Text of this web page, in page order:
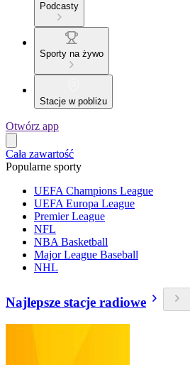
Podcasty
Sporty na żywo
Stacje w pobliżu
Otwórz app
Cała zawartość
Popularne sporty
UEFA Champions League
UEFA Europa League
Premier League
NFL
NBA Basketball
Major League Baseball
NHL
Najlepsze stacje radiowe